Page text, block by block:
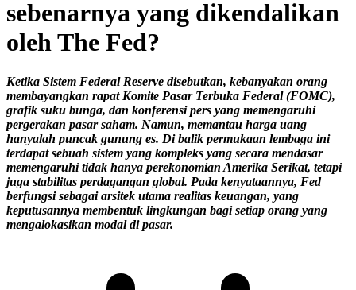
sebenarnya yang dikendalikan
oleh The Fed?
Ketika Sistem Federal Reserve disebutkan, kebanyakan orang
membayangkan rapat Komite Pasar Terbuka Federal (FOMC),
grafik suku bunga, dan konferensi pers yang memengaruhi
pergerakan pasar saham. Namun, memantau harga uang
hanyalah puncak gunung es. Di balik permukaan lembaga ini
terdapat sebuah sistem yang kompleks yang secara mendasar
memengaruhi tidak hanya perekonomian Amerika Serikat, tetapi
juga stabilitas perdagangan global. Pada kenyataannya, Fed
berfungsi sebagai arsitek utama realitas keuangan, yang
keputusannya membentuk lingkungan bagi setiap orang yang
mengalokasikan modal di pasar.